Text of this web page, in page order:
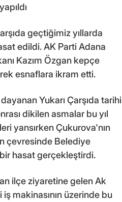
geçtiğimiz yıllarda
edildi. AK Parti Adana
Kazım Özgan kepçe
esnaflara ikram etti.
Yukarı Çarşıda tarihi
dikilen asmalar bu yıl
yansırken Çukurova'nın
çevresinde Belediye
hasat gerçekleştirdi.
ilçe ziyaretine gelen Ak
makinasının üzerinde bu